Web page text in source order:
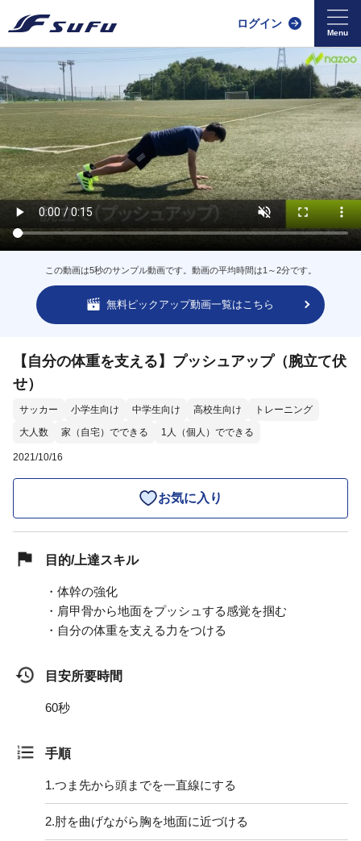
ログイン
この動画は5秒のサンプル動画です。動画の平均時間は1～2分です。
無料ピックアップ動画一覧はこちら
【自分の体重を支える】プッシュアップ（腕立て伏
せ）
サッカー 小学生向け 中学生向け 高校生向け
トレーニング
大人数
家（自宅）でできる 1人（個人）でできる
2021/10/16
お気に入り
目的/上達スキル
・体幹の強化
・肩甲骨から地面をプッシュする感覚を掴む
・自分の体重を支える力をつける
目安所要時間
60秒
手順
1.つま先から頭までを一直線にする
2.肘を曲げながら胸を地面に近づける